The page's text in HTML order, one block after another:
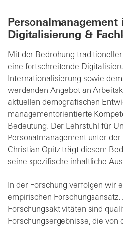
Digitalisierung &
Mit der Bedrohung
eine fortschreitende
Internationalisierung sowie
werdenden Angebot an
aktuellen demografischen
managementorientierte
Bedeutung. Der Lehrstuhl für
Personalmanagement unter der
Christian Opitz trägt diesem
seine spezifische inhaltliche
In der Forschung verfolgen wir
empirischen Forschungsansatz.
Forschungsaktivitäten sind
Forschungsergebnisse, die von